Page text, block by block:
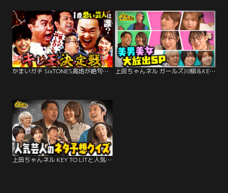
かまいガチ SixTONES高地が絶句！！ジャンボたかおの衝撃破壊力！「キレ王決定戦」（2025/12/10放送分） 上田ちゃんネル ガールズ川柳＆KEY TO LITネタ当てクイズ2本立てSP
上田ちゃんネル KEY TO LITと人気芸人のネタ予想クイズ！